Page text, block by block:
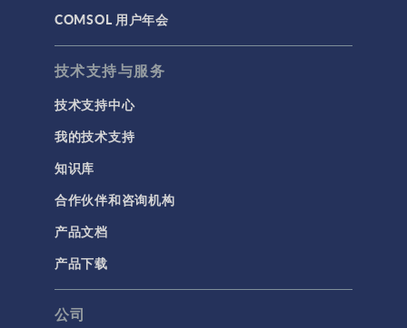
材料
物理场接口
用户界面
研究与求解器
简介
结果与可视化
网格
集群计算和云计算
COMSOL 用户年会
技术支持与服务
技术支持中心
我的技术支持
知识库
合作伙伴和咨询机构
产品文档
产品下载
公司